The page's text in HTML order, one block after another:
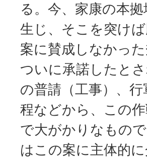
る。今、家康の本
生じ、そこを突け
案に賛成しなかっ
ついに承諾したと
の普請（工事）、
程などから、この
で大がかりなもの
はこの案に主体的